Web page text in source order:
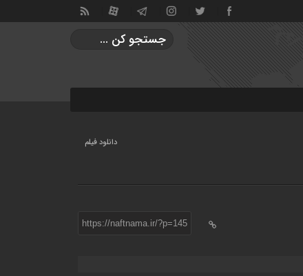
دانلود فیلم
https://naftnama.ir/?p=145